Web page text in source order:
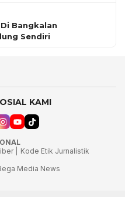
Bangkalan
Sendiri
KAMI
|
Kode Etik Jurnalistik
Media News